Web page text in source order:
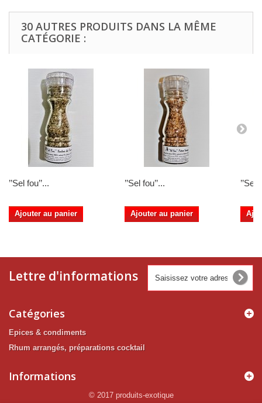
30 AUTRES PRODUITS DANS LA MÊME
CATÉGORIE :
’’Sel fou’’...
Ajouter au panier
’’Sel fou’’...
Ajouter au panier
’’Sel
Lettre d'informations
Catégories
Epices & condiments
Rhum arrangés, préparations cocktail
Informations
© 2017 produits-exotique